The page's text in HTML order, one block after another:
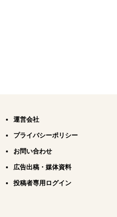
運営会社
プライバシーポリシー
お問い合わせ
広告出稿・媒体資料
投稿者専用ログイン